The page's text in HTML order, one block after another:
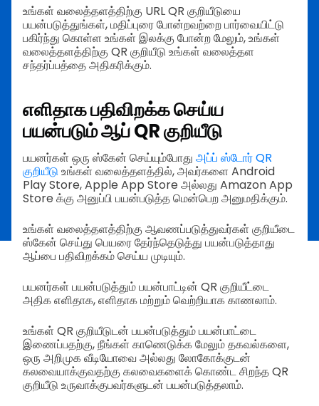
உங்கள் வலைத்தளத்திற்கு URL QR குறியீடுயை
பயன்படுத்துங்கள், மதிப்புரை போன்றவற்றை பார்வையிட்டு
பகிர்ந்து கொள்ள உங்கள் இலக்கு போன்ற மேலும், உங்கள்
வலைத்தளத்திற்கு QR குறியீடு உங்கள் வலைத்தள
சந்தர்ப்பத்தை அதிகரிக்கும்.
எளிதாக பதிவிறக்க செய்ய
பயன்படும் ஆப் QR குறியீடு
பயனர்கள் ஒரு ஸ்கேன் செய்யும்போது அப்ப் ஸ்டோர் QR
குறியீடு உங்கள் வலைத்தளத்தில், அவர்களை Android
Play Store, Apple App Store அல்லது Amazon App
Store க்கு அனுப்பி பயன்படுத்த மென்பெற அனுமதிக்கும்.
உங்கள் வலைத்தளத்திற்கு ஆவணப்படுத்துவர்கள் குறியீடை
ஸ்கேன் செய்து பெயரை தேர்ந்தெடுத்து பயன்படுத்தாது
ஆப்பை பதிவிறக்கம் செய்ய முடியும்.
பயனர்கள் பயன்படுத்தும் பயன்பாட்டின் QR குறியீட்டை
அதிக எளிதாக, எளிதாக மற்றும் வெற்றியாக காணலாம்.
உங்கள் QR குறியீடுடன் பயன்படுத்தும் பயன்பாட்டை
இணைப்பதற்கு, நீங்கள் காணெடுக்க மேலும் தகவல்களை,
ஒரு அறிமுக வீடியோவை அல்லது லோகோக்குடன்
கலவையாக்குவதற்கு கலவைகளைக் கொண்ட சிறந்த QR
குறியீடு உருவாக்குபவர்களுடன் பயன்படுத்தலாம்.